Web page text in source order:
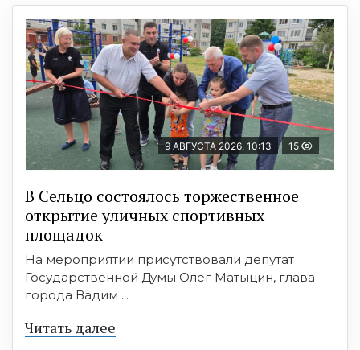
9 АВГУСТА 2026, 10:13 15
В Сельцо состоялось торжественное
открытие уличных спортивных
площадок
На мероприятии присутствовали депутат
Государственной Думы Олег Матыцин, глава
города Вадим ...
Читать далее